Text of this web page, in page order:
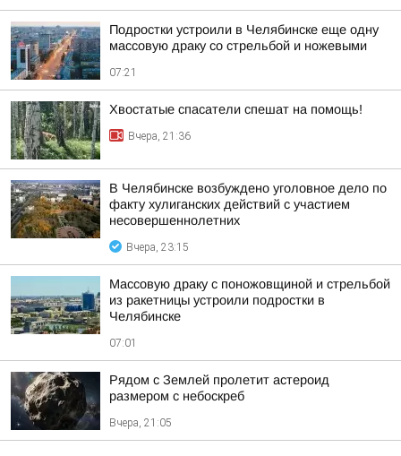
Подростки устроили в Челябинске еще одну
массовую драку со стрельбой и ножевыми
07:21
Хвостатые спасатели спешат на помощь!
Вчера, 21:36
В Челябинске возбуждено уголовное дело по
факту хулиганских действий с участием
несовершеннолетних
Вчера, 23:15
Массовую драку с поножовщиной и стрельбой
из ракетницы устроили подростки в
Челябинске
07:01
Рядом с Землей пролетит астероид
размером с небоскреб
Вчера, 21:05